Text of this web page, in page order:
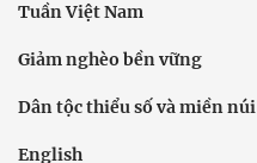
Tuần Việt Nam
Giảm nghèo bền vững
Dân tộc thiểu số và miền núi
English